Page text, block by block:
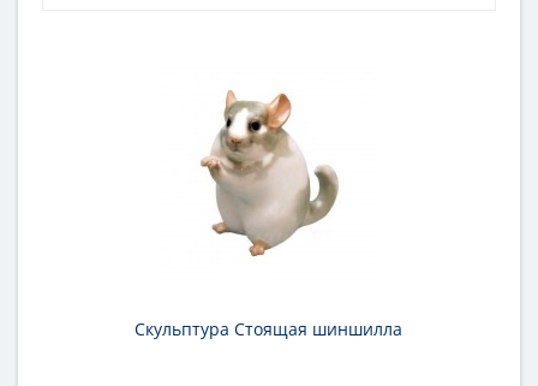
Скульптура Стоящая шиншилла